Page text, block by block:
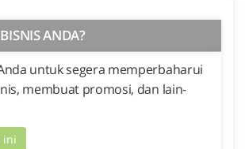
ANDA?
untuk segera memperbaharui
membuat promosi, dan lain-
ini